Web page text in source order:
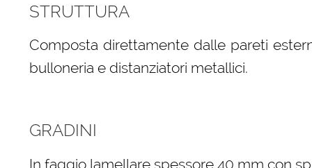
STRUTTURA
Composta direttamente dalle pareti
bulloneria e distanziatori metallici.
GRADINI
In faggio lamellare spessore 40 mm con